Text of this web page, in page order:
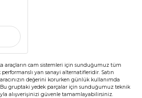
araçların cam sistemleri için sunduğumuz tüm
yan sanayi alternatifleridir. Satın
değerini korurken günlük kullanımda
Bu gruptaki yedek parçalar için sunduğumuz teknik
alışverişinizi güvenle tamamlayabilirsiniz.